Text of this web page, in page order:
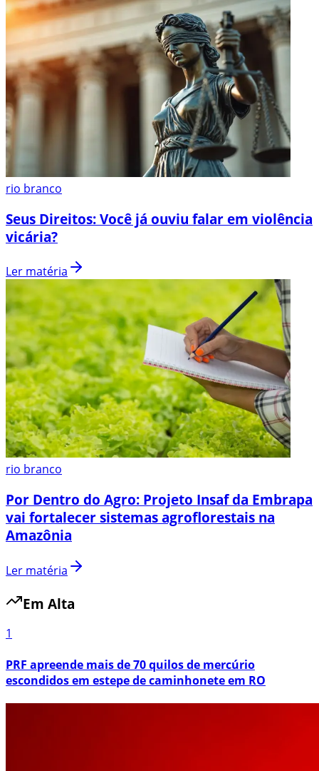
rio branco
Seus Direitos: Você já ouviu falar em violência
vicária?
Ler matéria
rio branco
Por Dentro do Agro: Projeto Insaf da Embrapa
vai fortalecer sistemas agroflorestais na
Amazônia
Ler matéria
Em Alta
1
PRF apreende mais de 70 quilos de mercúrio
escondidos em estepe de caminhonete em RO